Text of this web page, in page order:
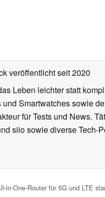
veröffentlichtseit 2020
Leben leichter statt
Smartwatches sowie
für Tests und News.
siio sowie diverse Tech-
in-One-Router für 5G und LTE